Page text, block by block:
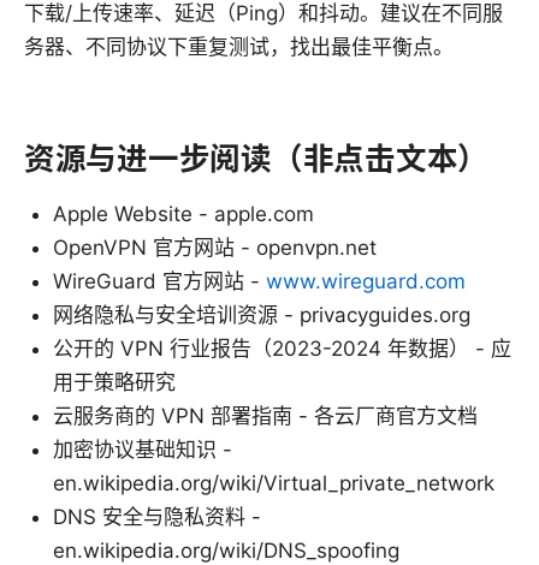
下载/上传速率、延迟（Ping）和抖动。建议在不同服
务器、不同协议下重复测试，找出最佳平衡点。
资源与进一步阅读（非点击文本）
Apple Website - apple.com
OpenVPN 官方网站 - openvpn.net
WireGuard 官方网站 - www.wireguard.com
网络隐私与安全培训资源 - privacyguides.org
公开的 VPN 行业报告（2023-2024 年数据） - 应
用于策略研究
云服务商的 VPN 部署指南 - 各云厂商官方文档
加密协议基础知识 -
en.wikipedia.org/wiki/Virtual_private_network
DNS 安全与隐私资料 -
en.wikipedia.org/wiki/DNS_spoofing